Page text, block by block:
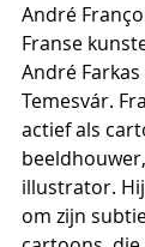
André
Franse
André
Temesvár.
actief als
illustrator.
om zijn